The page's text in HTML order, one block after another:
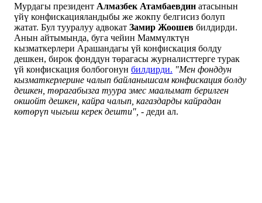
Мурдагы президент Алмазбек Атамбаевдин атасынын
үйү конфискацияландыбы же жокпу белгисиз болуп
жатат. Бул тууралуу адвокат Замир Жоошев билдирди.
Анын айтымында, буга чейин Маммүлктүн
кызматкерлери Арашандагы үй конфискация болду
дешкен, бирок фонддун төрагасы журналисттерге турак
үй конфискация болбогонун билдирди. "Мен фонддун
кызматкерлерине чалып байланышсам конфискация болду
дешкен, төрагабызга туура эмес маалымат берилген
окшойт дешкен, кайра чалып, кагаздарды кайрадан
көтөрүп чыгыш керек дешти", - деди ал.